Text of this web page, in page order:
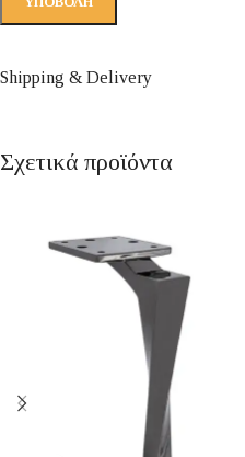
Shipping & Delivery
Σχετικά προϊόντα